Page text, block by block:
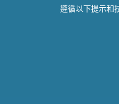
遵循以下提示和